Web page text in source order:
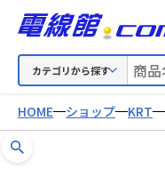
カテゴリから探す
HOME ショップ KRT